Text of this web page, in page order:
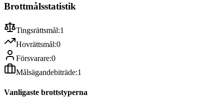
Brottmålsstatistik
Tingsrättsmål:1
Hovrättsmål:0
Försvarare:0
Målsägandebiträde:1
Vanligaste brottstyperna